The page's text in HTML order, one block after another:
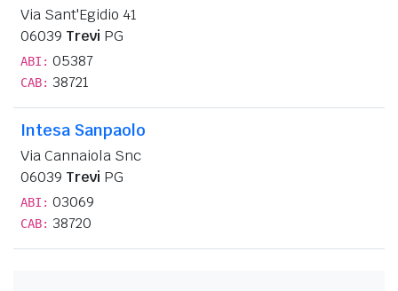
Via Sant'Egidio 41
06039 Trevi PG
ABI: 05387
CAB: 38721
Intesa Sanpaolo
Via Cannaiola Snc
06039 Trevi PG
ABI: 03069
CAB: 38720